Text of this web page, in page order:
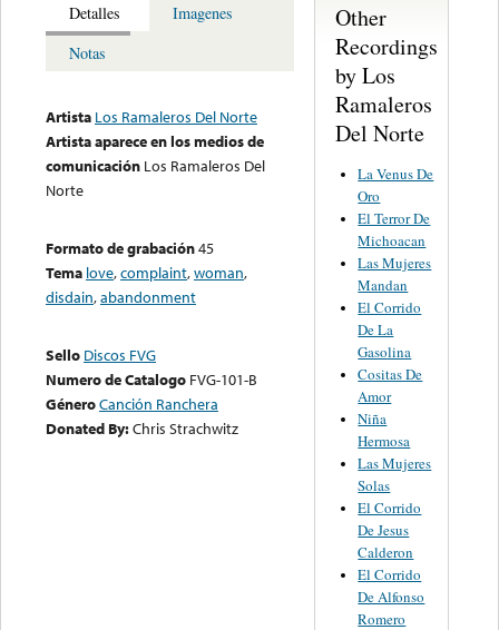
Detalles
Imagenes
Notas
Artista Los Ramaleros Del Norte
Artista aparece en los medios de
comunicación Los Ramaleros Del
Norte
Formato de grabación45
Tema love,complaint,woman,
disdain,abandonment
Sello Discos FVG
Numero de Catalogo FVG-101-B
GéneroCanción Ranchera
Donated By:Chris Strachwitz
Other
Recordings
by Los
Ramaleros
Del Norte
La Venus De
Oro
El Terror De
Michoacan
Las Mujeres
Mandan
El Corrido
De La
Gasolina
Cositas De
Amor
Niña
Hermosa
Las Mujeres
Solas
El Corrido
De Jesus
Calderon
El Corrido
De Alfonso
Romero